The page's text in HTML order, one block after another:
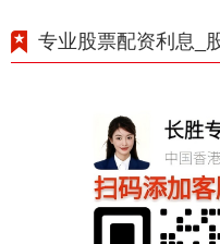
专业股票配资利息_